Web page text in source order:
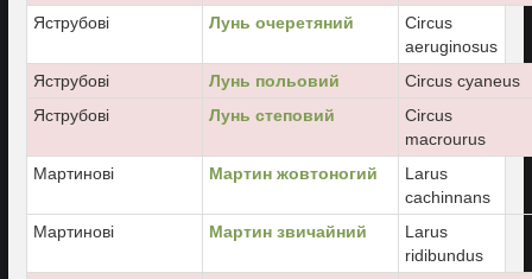
Яструбові
Лунь очеретяний
Circus
aeruginosus
Яструбові
Лунь польовий
Circus cyaneus
Яструбові
Лунь степовий
Circus
macrourus
Мартинові
Мартин жовтоногий
Larus
cachinnans
Мартинові
Мартин звичайний
Larus
ridibundus